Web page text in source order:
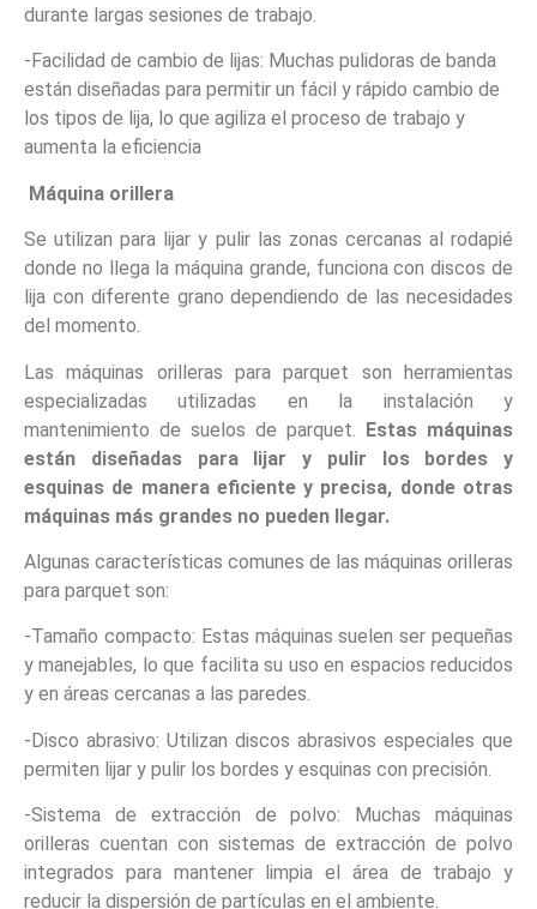
durante largas sesiones de trabajo.
-Facilidad de cambio de lijas: Muchas pulidoras de banda
están diseñadas para permitir un fácil y rápido cambio de
los tipos de lija, lo que agiliza el proceso de trabajo y
aumenta la eficiencia
Máquina orillera
Se utilizan para lijar y pulir las zonas cercanas al rodapié
donde no llega la máquina grande, funciona con discos de
lija con diferente grano dependiendo de las necesidades
del momento.
Las máquinas orilleras para parquet son herramientas
especializadas utilizadas en la instalación y
mantenimiento de suelos de parquet. Estas máquinas
están diseñadas para lijar y pulir los bordes y
esquinas de manera eficiente y precisa, donde otras
máquinas más grandes no pueden llegar.
Algunas características comunes de las máquinas orilleras
para parquet son:
-Tamaño compacto: Estas máquinas suelen ser pequeñas
y manejables, lo que facilita su uso en espacios reducidos
y en áreas cercanas a las paredes.
-Disco abrasivo: Utilizan discos abrasivos especiales que
permiten lijar y pulir los bordes y esquinas con precisión.
-Sistema de extracción de polvo: Muchas máquinas
orilleras cuentan con sistemas de extracción de polvo
integrados para mantener limpia el área de trabajo y
reducir la dispersión de partículas en el ambiente.